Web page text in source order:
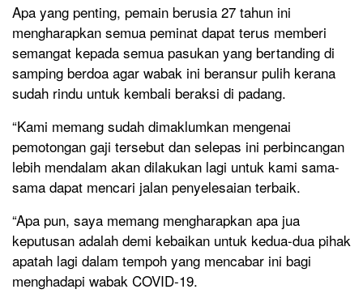
Apa yang penting, pemain berusia 27 tahun ini
mengharapkan semua peminat dapat terus memberi
semangat kepada semua pasukan yang bertanding di
samping berdoa agar wabak ini beransur pulih kerana
sudah rindu untuk kembali beraksi di padang.
“Kami memang sudah dimaklumkan mengenai
pemotongan gaji tersebut dan selepas ini perbincangan
lebih mendalam akan dilakukan lagi untuk kami sama-
sama dapat mencari jalan penyelesaian terbaik.
“Apa pun, saya memang mengharapkan apa jua
keputusan adalah demi kebaikan untuk kedua-dua pihak
apatah lagi dalam tempoh yang mencabar ini bagi
menghadapi wabak COVID-19.